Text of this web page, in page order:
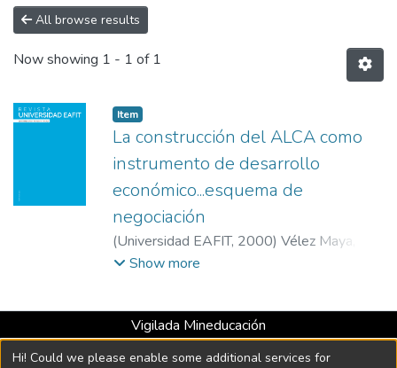
All browse results
Now showing 1 - 1 of 1
Item
La construcción del ALCA como
instrumento de desarrollo
económico...esquema de
negociación
(Universidad EAFIT, 2000) Vélez Maya,
Juan;Universidad EAFIT
Show more
Vigilada Mineducación
Universidad con Acreditación Institucional hasta 2026 -
Hi! Could we please enable some additional services for